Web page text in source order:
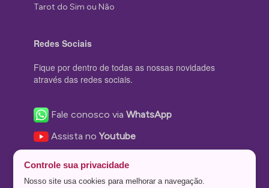
Tarot do Sim ou Não
Redes Sociais
Fique por dentro de todas as nossas novidades
através das redes sociais.
Fale conosco viaWhatsApp
Assista noYoutube
Nos siga no Instagram
Controle sua privacidade
Nosso site usa cookies para melhorar a navegação.